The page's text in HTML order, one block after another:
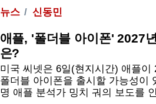
뉴스
신동민
애플, '폴더블 아이폰' 2027
은?
미국 씨넷은 6일(현지시간) 애플이
폴더블 아이폰을 출시할 가능성이
명 애플 분석가 밍치 궈의 보도를